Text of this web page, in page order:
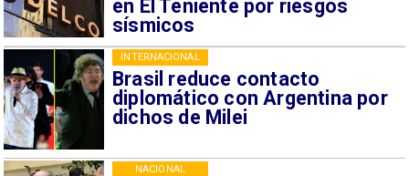
en El Teniente por riesgos
sísmicos
Brasil reduce contacto
diplomático con Argentina por
dichos de Milei
INTERNACIONAL
NACIONAL